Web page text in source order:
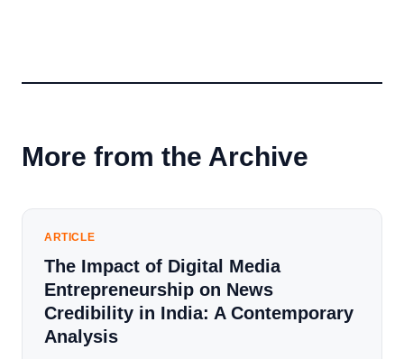
More from the Archive
ARTICLE
The Impact of Digital Media
Entrepreneurship on News
Credibility in India: A Contemporary
Analysis